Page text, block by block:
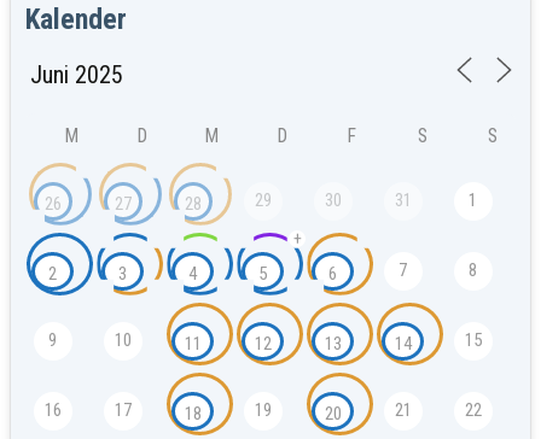
Kalender
M D M D F S S
26 27 28 29 30 31 1
2 3 4 5
+
6 7 8
9 10 11 12 13 14 15
16 17 18 19 20 21 22